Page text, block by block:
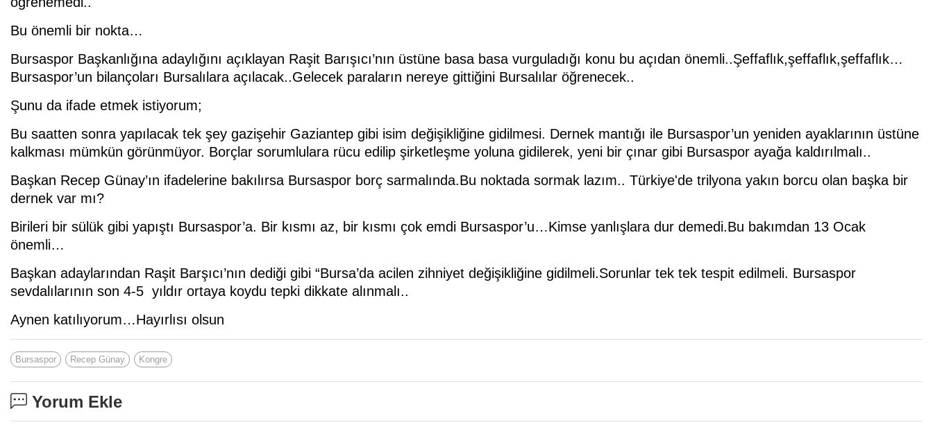
Bu önemli bir nokta…
Bursaspor Başkanlığına adaylığını açıklayan Raşit Barışıcı’nın üstüne basa basa vurguladığı konu bu açıdan önemli..Şeffaflık,şeffaflık,şeffaflık…
Bursaspor’un bilançoları Bursalılara açılacak..Gelecek paraların nereye gittiğini Bursalılar öğrenecek..
Şunu da ifade etmek istiyorum;
Bu saatten sonra yapılacak tek şey gazişehir Gaziantep gibi isim değişikliğine gidilmesi. Dernek mantığı ile Bursaspor’un yeniden ayaklarının üstüne
kalkması mümkün görünmüyor. Borçlar sorumlulara rücu edilip şirketleşme yoluna gidilerek, yeni bir çınar gibi Bursaspor ayağa kaldırılmalı..
Başkan Recep Günay’ın ifadelerine bakılırsa Bursaspor borç sarmalında.Bu noktada sormak lazım.. Türkiye'de trilyona yakın borcu olan başka bir
dernek var mı?
Birileri bir sülük gibi yapıştı Bursaspor’a. Bir kısmı az, bir kısmı çok emdi Bursaspor’u…Kimse yanlışlara dur demedi.Bu bakımdan 13 Ocak
önemli…
Başkan adaylarından Raşit Barşıcı’nın dediği gibi “Bursa’da acilen zihniyet değişikliğine gidilmeli.Sorunlar tek tek tespit edilmeli. Bursaspor
sevdalılarının son 4-5 yıldır ortaya koydu tepki dikkate alınmalı..
Aynen katılıyorum…Hayırlısı olsun
Bursaspor Recep Günay Kongre
Yorum Ekle